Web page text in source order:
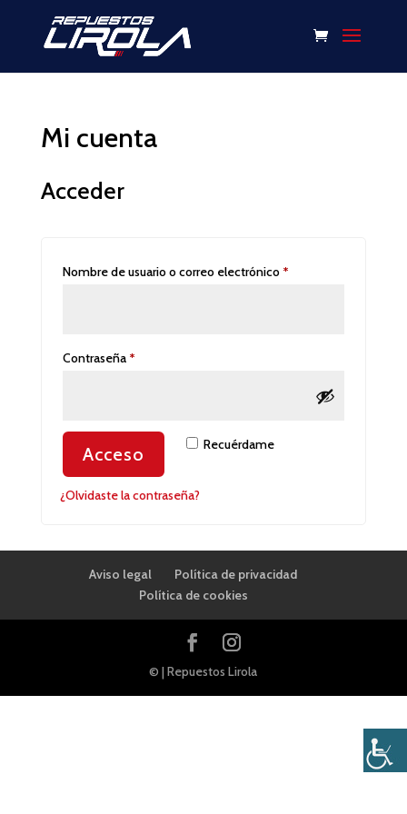
Mi cuenta
Acceder
Nombre de usuario o correo electrónico *Obligatorio
Contraseña *Obligatorio
Recuérdame
Acceso
¿Olvidaste la contraseña?
Aviso legal
Política de privacidad
Política de cookies
© | Repuestos Lirola